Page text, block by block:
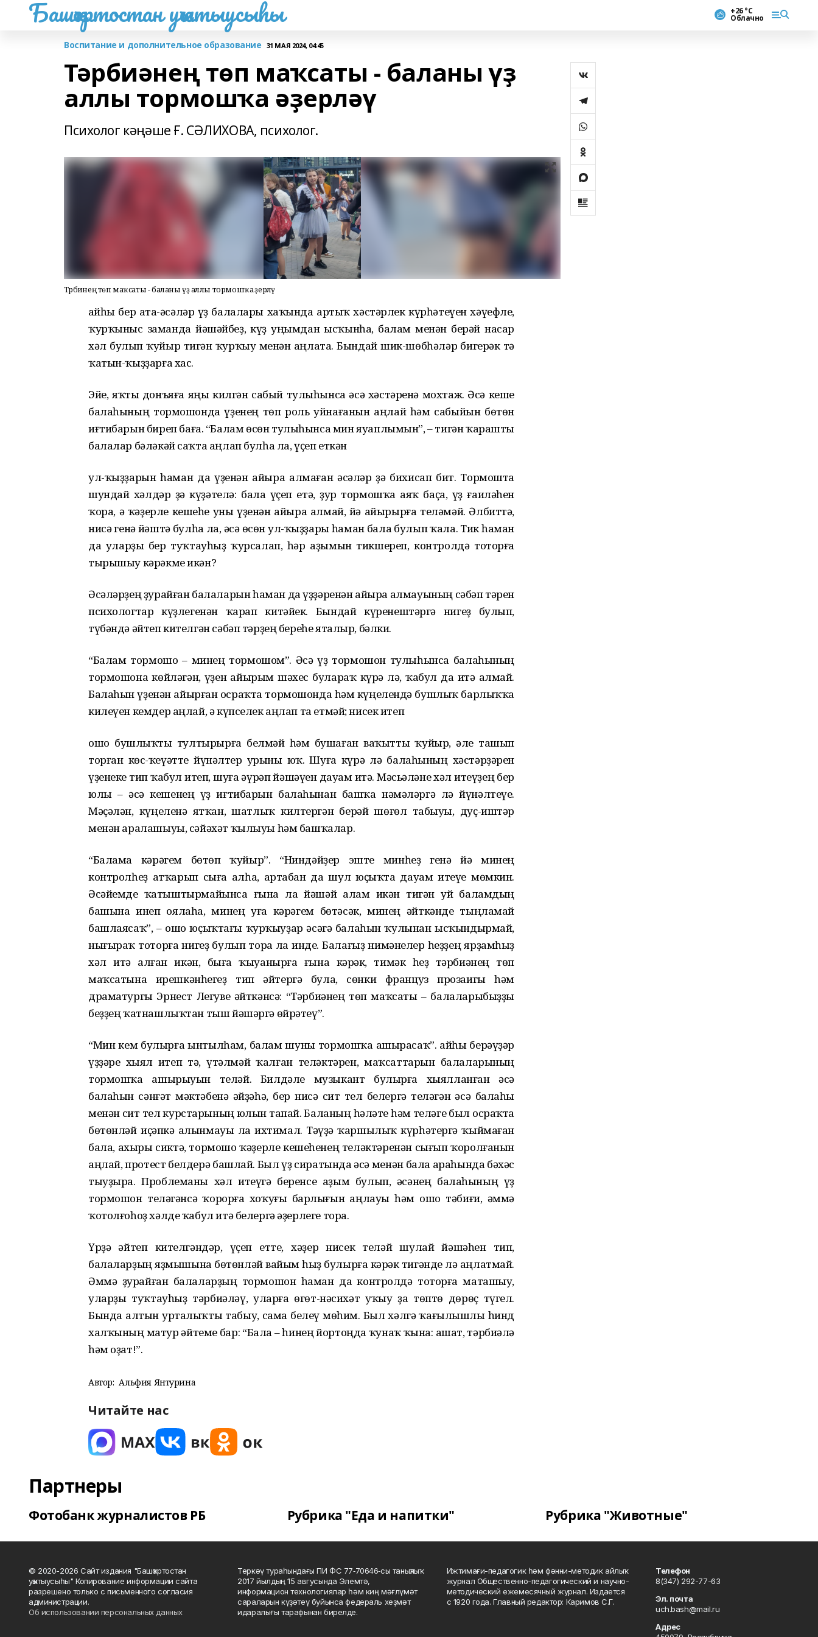
Башҡортостан уҡытыусыһы +26 °С
Облачно
Воспитание и дополнительное образование 31 МАЯ 2024, 04:45
Тәрбиәнең төп маҡсаты - баланы үҙ
аллы тормошҡа әҙерләү
Психолог кәңәше Ғ. СӘЛИХОВА, психолог.
Тәрбиәнең төп маҡсаты - баланы үҙ аллы тормошҡа әҙерләү
Ҡайһы бер ата-әсәләр үҙ балалары хаҡында артыҡ хәстәрлек күрһәтеүен хәүефле,
ҡурҡыныс заманда йәшәйбеҙ, күҙ уңымдан ысҡынһа, балам менән берәй насар
хәл булып ҡуйыр тигән ҡурҡыу менән аңлата. Бындай шик-шөбһәләр бигерәк тә
ҡатын-ҡыҙҙарға хас.
Эйе, яҡты донъяға яңы килгән сабый тулыһынса әсә хәстәренә мохтаж. Әсә кеше
балаһының тормошонда үҙенең төп роль уйнағанын аңлай һәм сабыйын бөтөн
иғтибарын биреп баға. “Балам өсөн тулыһынса мин яуаплымын”, – тигән ҡарашты
балалар бәләкәй саҡта аңлап булһа ла, үҫеп еткән
ул-ҡыҙҙарын һаман да үҙенән айыра алмаған әсәләр ҙә бихисап бит. Тормошта
шундай хәлдәр ҙә күҙәтелә: бала үҫеп етә, ҙур тормошҡа аяҡ баҫа, үҙ ғаиләһен
ҡора, ә ҡәҙерле кешеһе уны үҙенән айыра алмай, йә айырырға теләмәй. Әлбиттә,
нисә генә йәштә булһа ла, әсә өсөн ул-ҡыҙҙары һаман бала булып ҡала. Тик һаман
да уларҙы бер туҡтауһыҙ ҡурсалап, һәр аҙымын тикшереп, контролдә тоторға
тырышыу кәрәкме икән?
Әсәләрҙең ҙурайған балаларын һаман да үҙҙәренән айыра алмауының сәбәп тәрен
психологтар күҙлегенән ҡарап китәйек. Бындай күренештәргә нигеҙ булып,
түбәндә әйтеп кителгән сәбәп тәрҙең береһе яталыр, бәлки.
“Балам тормошо – минең тормошом”. Әсә үҙ тормошон тулыһынса балаһының
тормошона көйләгән, үҙен айырым шәхес булараҡ күрә лә, ҡабул да итә алмай.
Балаһын үҙенән айырған осраҡта тормошонда һәм күңелендә бушлыҡ барлыҡҡа
килеүен кемдер аңлай, ә күпселек аңлап та етмәй; нисек итеп
ошо бушлыҡты тултырырға белмәй һәм бушаған ваҡытты ҡуйыр, әле ташып
торған көс-ҡеүәтте йүнәлтер урыны юҡ. Шуға күрә лә балаһының хәстәрҙәрен
үҙенеке тип ҡабул итеп, шуға әүрәп йәшәүен дауам итә. Мәсьәләне хәл итеүҙең бер
юлы – әсә кешенең үҙ иғтибарын балаһынан башҡа нәмәләргә лә йүнәлтеүе.
Мәҫәлән, күңеленә ятҡан, шатлыҡ килтергән берәй шөғөл табыуы, дуҫ-иштәр
менән аралашыуы, сәйәхәт ҡылыуы һәм башҡалар.
“Балама кәрәгем бөтөп ҡуйыр”. “Ниндәйҙер эште минһеҙ генә йә минең
контролһеҙ атҡарып сыға алһа, артабан да шул юҫыҡта дауам итеүе мөмкин.
Әсәйемде ҡатыштырмайынса ғына ла йәшәй алам икән тигән уй баламдың
башына инеп оялаһа, минең уға кәрәгем бөтәсәк, минең әйткәнде тыңламай
башлаясаҡ”, – ошо юҫыҡтағы ҡурҡыуҙар әсәгә балаһын ҡулынан ысҡындырмай,
нығыраҡ тоторға нигеҙ булып тора ла инде. Балағыҙ нимәнелер һеҙҙең ярҙамһыҙ
хәл итә алған икән, быға ҡыуанырға ғына кәрәк, тимәк һеҙ тәрбиәнең төп
маҡсатына ирешкәнһегеҙ тип әйтергә була, сөнки француз прозаигы һәм
драматургы Эрнест Легуве әйткәнсә: “Тәрбиәнең төп маҡсаты – балаларыбыҙҙы
беҙҙең ҡатнашлыҡтан тыш йәшәргә өйрәтеү”.
“Мин кем булырға ынтылһам, балам шуны тормошҡа ашырасаҡ”. Ҡайһы берәүҙәр
үҙҙәре хыял итеп тә, үтәлмәй ҡалған теләктәрен, маҡсаттарын балаларының
тормошҡа ашырыуын теләй. Билдәле музыкант булырға хыялланған әсә
балаһын сәнғәт мәктәбенә әйҙәһә, бер нисә сит тел белергә теләгән әсә балаһы
менән сит тел курстарының юлын тапай. Баланың һәләте һәм теләге был осраҡта
бөтөнләй иҫәпкә алынмауы ла ихтимал. Тәүҙә ҡаршылыҡ күрһәтергә ҡыймаған
бала, ахыры сиктә, тормошо ҡәҙерле кешеһенең теләктәренән сығып ҡоролғанын
аңлай, протест белдерә башлай. Был үҙ сиратында әсә менән бала араһында бәхәс
тыуҙыра. Проблеманы хәл итеүгә беренсе аҙым булып, әсәнең балаһының үҙ
тормошон теләгәнсә ҡорорға хоҡуғы барлығын аңлауы һәм ошо тәбиғи, әммә
ҡотолғоһоҙ хәлде ҡабул итә белергә әҙерлеге тора.
Үрҙә әйтеп кителгәндәр, үҫеп етте, хәҙер нисек теләй шулай йәшәһен тип,
балаларҙың яҙмышына бөтөнләй вайым һыҙ булырға кәрәк тигәнде лә аңлатмай.
Әммә ҙурайған балаларҙың тормошон һаман да контролдә тоторға маташыу,
уларҙы туҡтауһыҙ тәрбиәләү, уларға өгөт-нәсихәт уҡыу ҙа төптө дөрөҫ түгел.
Бында алтын урталыҡты табыу, сама белеү мөһим. Был хәлгә ҡағылышлы һинд
халҡының матур әйтеме бар: “Бала – һинең йортоңда ҡунаҡ ҡына: ашат, тәрбиәлә
һәм оҙат!”.
Автор: Альфия Янтурина
Читайте нас
Партнеры
Фотобанк журналистов РБ Рубрика "Еда и напитки" Рубрика "Животные"
© 2020-2026 Сайт издания "Башҡортостан
уҡытыусыһы" Копирование информации сайта
разрешено только с письменного согласия
администрации.
Об использовании персональных данных
Теркәү тураһындағы ПИ ФС 77‑70646‑сы таныҡлыҡ
2017 йылдың 15 авгусында Элемтә,
информацион технологиялар һәм киң мәғлүмәт
сараларын күҙәтеү буйынса федераль хеҙмәт
идаралығы тарафынан бирелде.
Ижтимағи-педагогик һәм фәнни-методик айлыҡ
журнал Общественно-педагогический и научно-
методический ежемесячный журнал. Издается
с 1920 года. Главный редактор: Каримов С.Г.
Телефон
8(347) 292-77-63
Эл. почта
uch.bash@mail.ru
Адрес